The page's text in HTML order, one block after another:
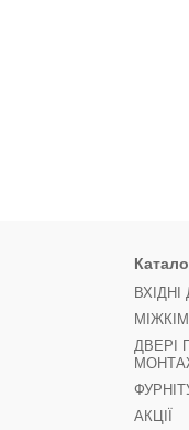
ВХІДНІ
ДВЕРІ
АКЦІЇ